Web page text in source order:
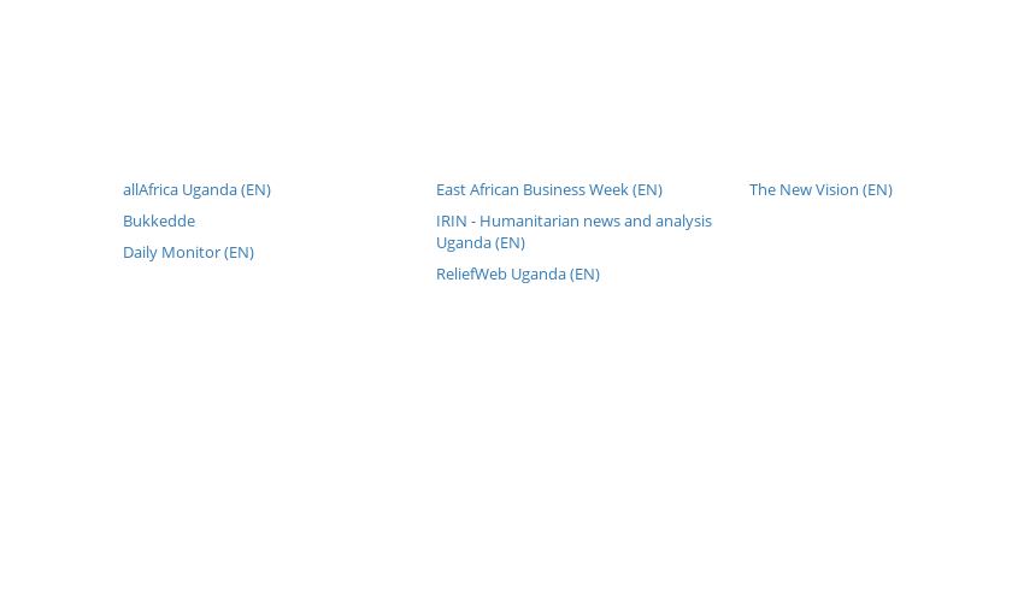
allAfrica Uganda (EN)
Bukkedde
Daily Monitor (EN)
East African Business Week (EN)
IRIN - Humanitarian news and analysis
Uganda (EN)
ReliefWeb Uganda (EN)
The New Vision (EN)